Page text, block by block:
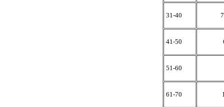
31-40
41-50
51-60
61-70